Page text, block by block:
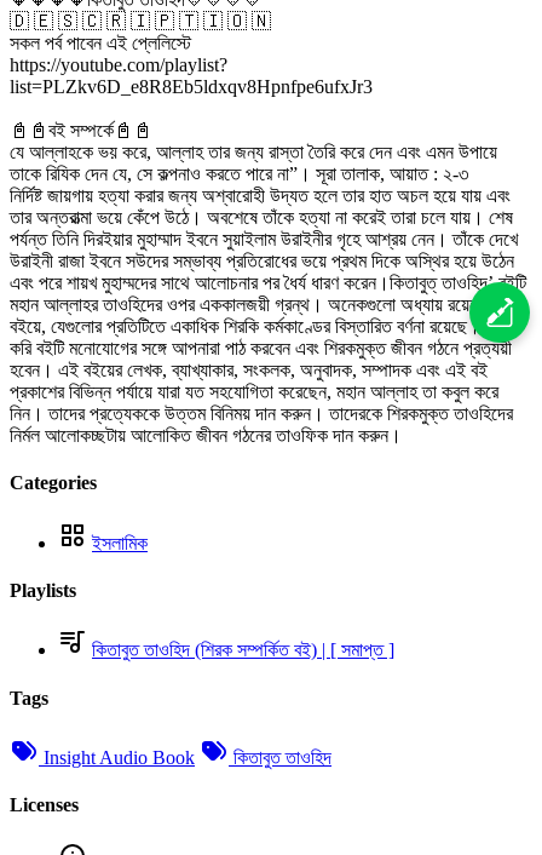
🇩 🇪 🇸 🇨 🇷 🇮 🇵 🇹 🇮 🇴 🇳
সকল পর্ব পাবেন এই প্লেলিস্টে
https://youtube.com/playlist?
list=PLZkv6D_e8R8Eb5ldxqv8Hpnfpe6ufxJr3
📓📓বই সম্পর্কে📓📓
যে আল্লাহকে ভয় করে, আল্লাহ তার জন্য রাস্তা তৈরি করে দেন এবং এমন উপায়ে
তাকে রিযিক দেন যে, সে কল্পনাও করতে পারে না”। সূরা তালাক, আয়াত : ২-৩
নির্দিষ্ট জায়গায় হত্যা করার জন্য অশ্বারোহী উদ্যত হলে তার হাত অচল হয়ে যায় এবং
তার অন্তরাত্মা ভয়ে কেঁপে উঠে। অবশেষে তাঁকে হত্যা না করেই তারা চলে যায়। শেষ
পর্যন্ত তিনি দিরইয়ার মুহাম্মাদ ইবনে সুয়াইলাম উরাইনীর গৃহে আশ্রয় নেন। তাঁকে দেখে
উরাইনী রাজা ইবনে সউদের সম্ভাব্য প্রতিরোধের ভয়ে প্রথম দিকে অস্থির হয়ে উঠেন
এবং পরে শায়খ মুহাম্মদের সাথে আলোচনার পর ধৈর্য ধারণ করেন।কিতাবুত্ তাওহিদ’ বইটি
মহান আল্লাহর তাওহিদের ওপর এককালজয়ী গ্রন্থ। অনেকগুলো অধ্যায় রয়েছে এই
বইয়ে, যেগুলোর প্রতিটিতে একাধিক শিরকি কর্মকাণ্ডের বিস্তারিত বর্ণনা রয়েছে। আশা
করি বইটি মনোযোগের সঙ্গে আপনারা পাঠ করবেন এবং শিরকমুক্ত জীবন গঠনে প্রত্যয়ী
হবেন। এই বইয়ের লেখক, ব্যাখ্যাকার, সংকলক, অনুবাদক, সম্পাদক এবং এই বই
প্রকাশের বিভিন্ন পর্যায়ে যারা যত সহযোগিতা করেছেন, মহান আল্লাহ তা কবুল করে
নিন। তাদের প্রত্যেককে উত্তম বিনিময় দান করুন। তাদেরকে শিরকমুক্ত তাওহিদের
নির্মল আলোকচ্ছটায় আলোকিত জীবন গঠনের তাওফিক দান করুন।
Categories
ইসলামিক
Playlists
কিতাবুত তাওহিদ (শিরক সম্পর্কিত বই) | [ সমাপ্ত ]
Tags
Insight Audio Book কিতাবুত তাওহিদ
Licenses